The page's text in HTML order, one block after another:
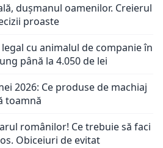
dușmanul oamenilor. Creierul
proaste
cu animalul de companie în
până la 4.050 de lei
2026: Ce produse de machiaj
toamnă
românilor! Ce trebuie să faci
Obiceiuri de evitat